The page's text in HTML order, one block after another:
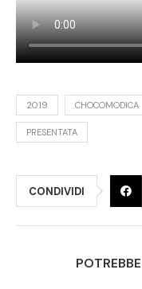
2019 CHOCOMODICA
PRESENTATA
CONDIVIDI